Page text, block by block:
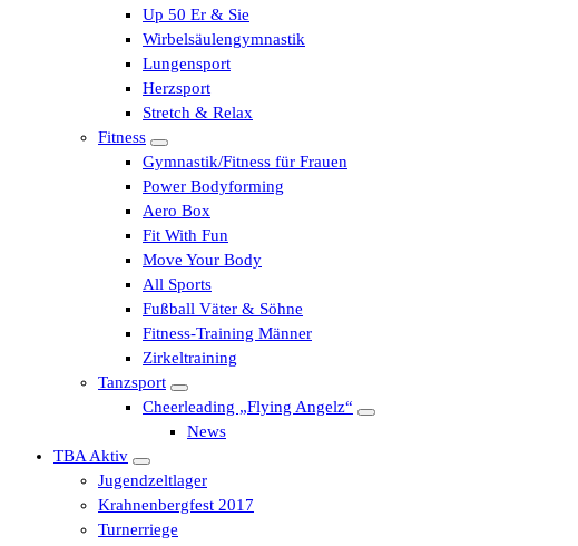
Up 50 Er & Sie
Wirbelsäulengymnastik
Lungensport
Herzsport
Stretch & Relax
Fitness
Gymnastik/Fitness für Frauen
Power Bodyforming
Aero Box
Fit With Fun
Move Your Body
All Sports
Fußball Väter & Söhne
Fitness-Training Männer
Zirkeltraining
Tanzsport
Cheerleading „Flying Angelz“
News
TBA Aktiv
Jugendzeltlager
Krahnenbergfest 2017
Turnerriege